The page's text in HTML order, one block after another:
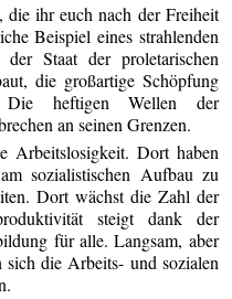
die ihr euch nach der Freiheit
Beispiel eines strahlenden
Staat der proletarischen
die großartige Schöpfung
Die heftigen Wellen der
an seinen Grenzen.
Arbeitslosigkeit. Dort haben
sozialistischen Aufbau zu
Dort wächst die Zahl der
steigt dank der
für alle. Langsam, aber
sich die Arbeits- und sozialen